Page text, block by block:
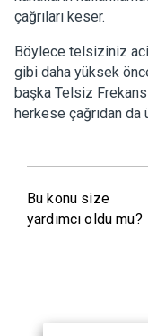
çağrıları keser.
Böylece telsiziniz
gibi daha yüksek
başka Telsiz
herkese çağrıdan da
Bu konu size
yardımcı oldu mu?